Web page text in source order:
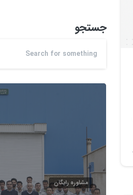
جستجو
مشاوره رایگان